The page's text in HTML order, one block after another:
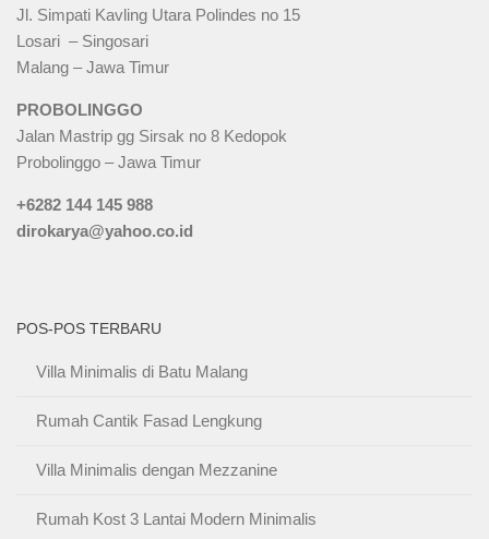
Jl. Simpati Kavling Utara Polindes no 15
Losari – Singosari
Malang – Jawa Timur
PROBOLINGGO
Jalan Mastrip gg Sirsak no 8 Kedopok
Probolinggo – Jawa Timur
+6282 144 145 988
dirokarya@yahoo.co.id
POS-POS TERBARU
Villa Minimalis di Batu Malang
Rumah Cantik Fasad Lengkung
Villa Minimalis dengan Mezzanine
Rumah Kost 3 Lantai Modern Minimalis